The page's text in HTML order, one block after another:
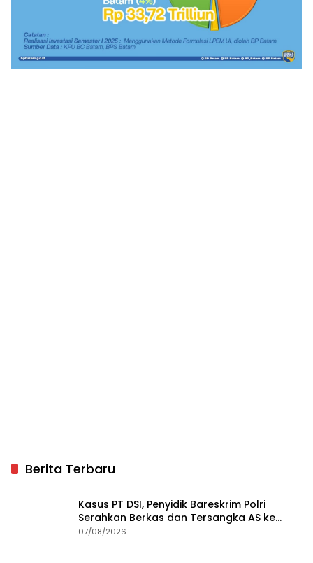
Berita Terbaru
Kasus PT DSI, Penyidik Bareskrim Polri
Serahkan Berkas dan Tersangka AS ke
Kejari Depok
07/08/2026